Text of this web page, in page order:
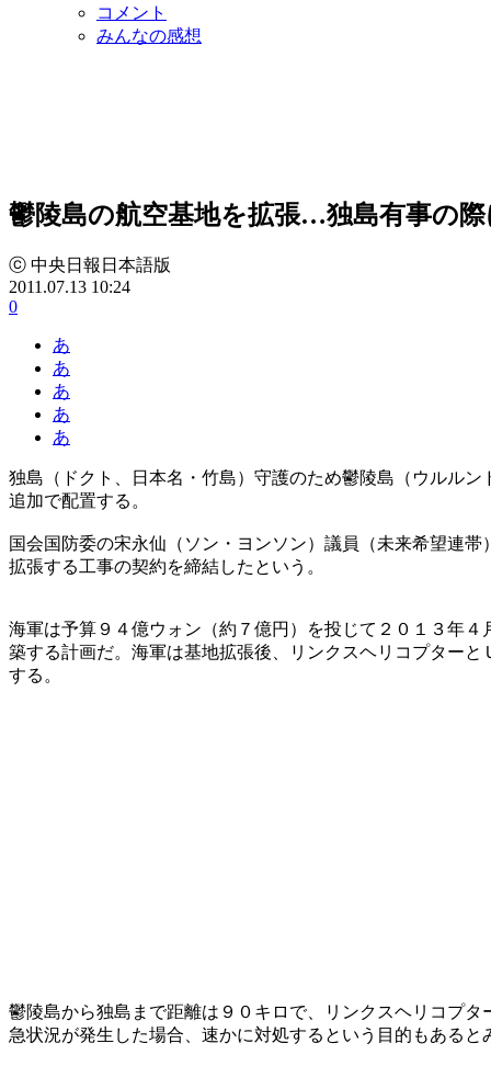
コメント
みんなの感想
鬱陵島の航空基地を拡張…独島有事の
ⓒ 中央日報日本語版
2011.07.13 10:24
0
あ
あ
あ
あ
あ
独島（ドクト、日本名・竹島）守護のため鬱陵島（ウルル
追加で配置する。
国会国防委の宋永仙（ソン・ヨンソン）議員（未来希望連
拡張する工事の契約を締結したという。
海軍は予算９４億ウォン（約７億円）を投じて２０１３年
築する計画だ。海軍は基地拡張後、リンクスヘリコプター
する。
鬱陵島から独島まで距離は９０キロで、リンクスヘリコプ
急状況が発生した場合、速かに対処するという目的もあると